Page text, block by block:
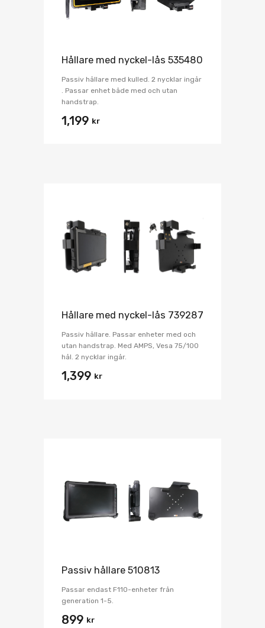
Hållare med nyckel-lås 535480
Passiv hållare med kulled. 2 nycklar ingår
. Passar enhet både med och utan
handstrap.
1,199 kr
Hållare med nyckel-lås 739287
Passiv hållare. Passar enheter med och
utan handstrap. Med AMPS, Vesa 75/100
hål. 2 nycklar ingår.
1,399 kr
Passiv hållare 510813
Passar endast F110-enheter från
generation 1-5.
899 kr